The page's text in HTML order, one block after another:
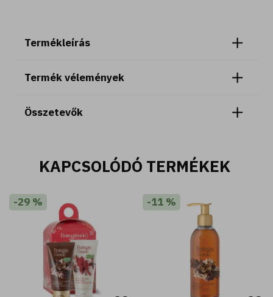
Termékleírás
Termék vélemények
Összetevők
KAPCSOLÓDÓ TERMÉKEK
-29 % -11 %